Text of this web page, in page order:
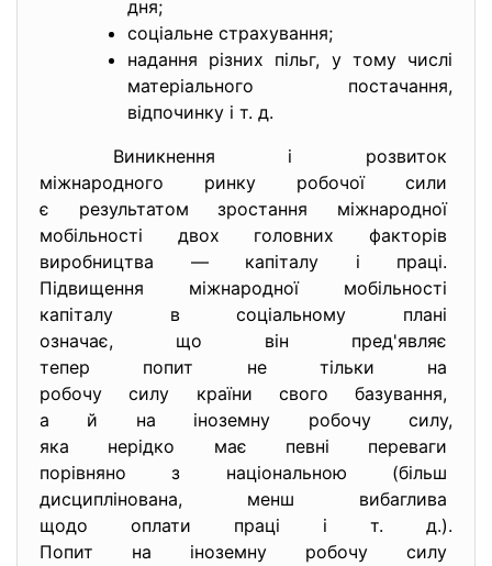
дня;
соціальне страхування;
надання різних пільг, у тому числі
матеріального постачання,
відпочинку і т. д.
Виникнення і розвиток
міжнародного ринку робочої сили
є результатом зростання міжнародної
мобільності двох головних факторів
виробництва — капіталу і праці.
Підвищення міжнародної мобільності
капіталу в соціальному плані
означає, що він пред'являє
тепер попит не тільки на
робочу силу країни свого базування,
а й на іноземну робочу силу,
яка нерідко має певні переваги
порівняно з національною (більш
дисциплінована, менш вибаглива
щодо оплати праці і т. д.).
Попит на іноземну робочу силу